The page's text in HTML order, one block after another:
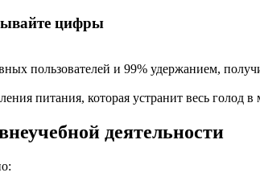
цифры
пользователей и 99% удержанием,
питания, которая устранит весь голод в
деятельности